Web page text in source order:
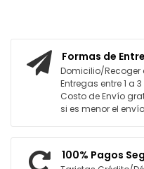
Formas de
Domicilio/Recoger
Entregas entre 1 a
Costo de Envío
si es menor el
100% Pagos